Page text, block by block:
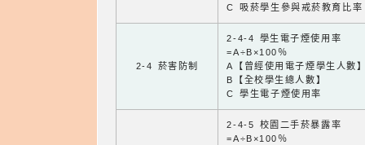
C 吸菸學生參與戒菸教育比率
2-4 菸害防制
2-4-4 學生電子煙使用率
=A÷B×100％
A【曾經使用電子煙學生人數
B【全校學生總人數】
C 學生電子煙使用率
2-4-5 校園二手菸暴露率
=A÷B×100％